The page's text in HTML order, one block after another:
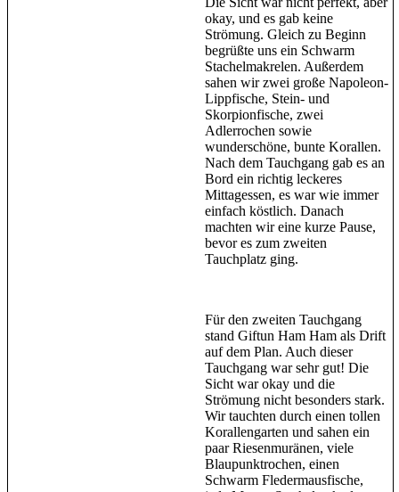
okay, und es gab keine
Strömung. Gleich zu Beginn
begrüßte uns ein Schwarm
Stachelmakrelen. Außerdem
sahen wir zwei große Napoleon-
Lippfische, Stein- und
Skorpionfische, zwei
Adlerrochen sowie
wunderschöne, bunte Korallen.
Nach dem Tauchgang gab es an
Bord ein richtig leckeres
Mittagessen, es war wie immer
einfach köstlich. Danach
machten wir eine kurze Pause,
bevor es zum zweiten
Tauchplatz ging.
Für den zweiten Tauchgang
stand Giftun Ham Ham als Drift
auf dem Plan. Auch dieser
Tauchgang war sehr gut! Die
Sicht war okay und die
Strömung nicht besonders stark.
Wir tauchten durch einen tollen
Korallengarten und sahen ein
paar Riesenmuränen, viele
Blaupunktrochen, einen
Schwarm Fledermausfische,